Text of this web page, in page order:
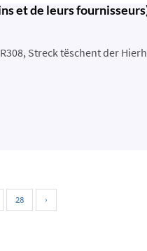
et de leurs
Streck tëschent der
28 ›